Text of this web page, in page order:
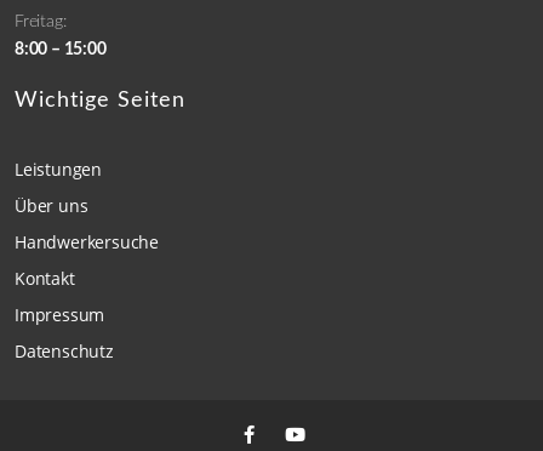
Freitag:
8:00 – 15:00
Wichtige Seiten
Leistungen
Über uns
Handwerkersuche
Kontakt
Impressum
Datenschutz